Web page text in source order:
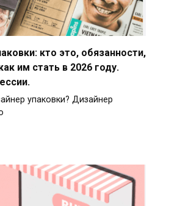
кто это, обязанности,
им стать в 2026 году.
упаковки? Дизайнер